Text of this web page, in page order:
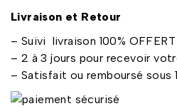
Livraison et Retour
– Suivi livraison 100% OFFERT
– 2 à 3 jours pour recevoir
– Satisfait ou remboursé sous